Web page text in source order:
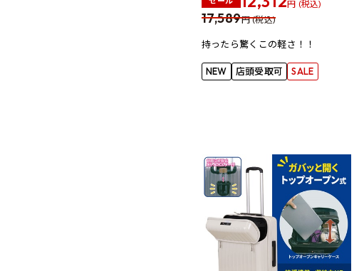
円 (税込)
17,589円 (税込)
持ったら驚くこの軽さ！！
NEW 店頭受取可 SALE